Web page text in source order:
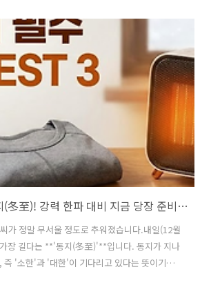
게 [카본매트]로 교체했습니다.오늘은 왜 요즘
리고 실패 없는 구매를 하려면 어떤 제품을 골라
드릴게요.2. 왜 하필 지금 '카본매트'인가? (온
분들이 아직도 온수매트를 쓰시지만, 최근 트
소(카본) 매트로 넘어왔습니다. 그 이유는 ..
#177. 내일이 동지(冬至)! 강력 한파 대비 지금 당장 준비해야 할 월동 필수템 BEST 3
가 정말 무서울 정도로 추워졌습니다.내일(12월
장 길다는 **'동지(冬至)'**입니다. 동지가 지나
즉 '소한'과 '대한'이 기다리고 있다는 뜻이기도
속되는 요즘, 준비 없이 나갔다가 감기 걸리기